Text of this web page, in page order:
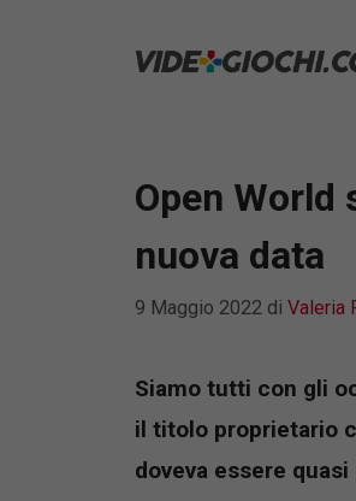
Open World
nuova data
9 Maggio 2022 di Valeria
Siamo tutti con gli
il titolo proprietario
doveva essere